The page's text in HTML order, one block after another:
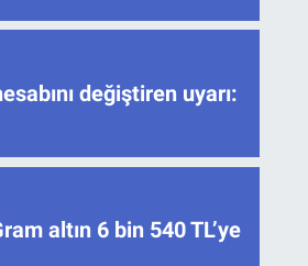
değiştiren uyarı:
altın 6 bin 540 TL’ye